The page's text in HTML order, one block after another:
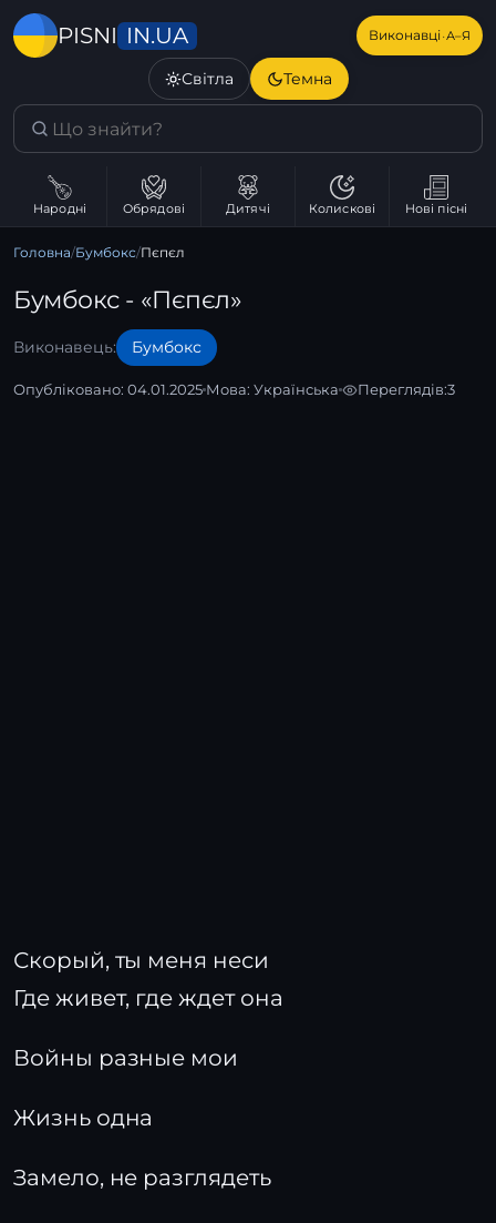
PISNI IN.UA Виконавці·А–Я
Світла Темна
Народні Обрядові Дитячі Колискові Нові пісні
Головна/Бумбокс/Пєпєл
Бумбокс - «Пєпєл»
Виконавець: Бумбокс
Опубліковано: 04.01.2025 Мова: Українська Переглядів:3
Скорый, ты меня неси
Где живет, где ждет она
Войны разные мои
Жизнь одна
Замело, не разглядеть